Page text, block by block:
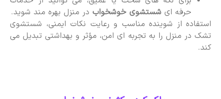
حرفه ای شستشوی خوشخوابدر منزل بهره مند شوید.
استفاده از شوینده مناسب و رعایت نکات ایمنی، شستشوی
تشک در منزل را به تجربه ای امن، مؤثر و بهداشتی تبدیل می
کند.